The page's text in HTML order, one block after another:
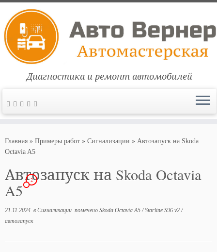
содержимому
Диагностика и ремонт автомобилей
Главная » Примеры работ » Сигнализации » Автозапуск на Skoda
Octavia A5
Автозапуск на Skoda Octavia
A5
2
21.11.2024 в Сигнализации помечено Skoda Octavia A5 /Starline S96 v2 /
автозапуск